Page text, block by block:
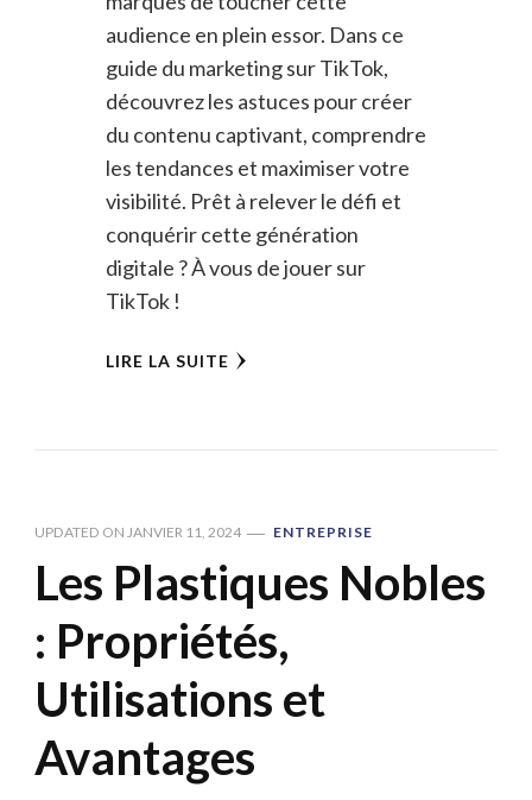
audience en plein essor. Dans ce
guide du marketing sur TikTok,
découvrez les astuces pour créer
du contenu captivant, comprendre
les tendances et maximiser votre
visibilité. Prêt à relever le défi et
conquérir cette génération
digitale ? À vous de jouer sur
TikTok !
LIRE LA SUITE
UPDATED ON JANVIER 11, 2024 ENTREPRISE
Les Plastiques Nobles
: Propriétés,
Utilisations et
Avantages